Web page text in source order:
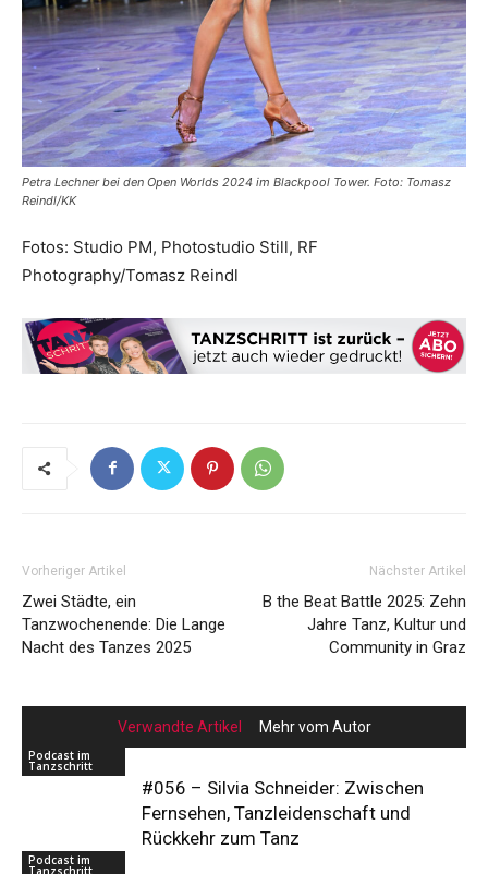
Petra Lechner bei den Open Worlds 2024 im Blackpool Tower. Foto: Tomasz
Reindl/KK
Fotos: Studio PM, Photostudio Still, RF
Photography/Tomasz Reindl
Vorheriger Artikel
Zwei Städte, ein
Tanzwochenende: Die Lange
Nacht des Tanzes 2025
Nächster Artikel
B the Beat Battle 2025: Zehn
Jahre Tanz, Kultur und
Community in Graz
Verwandte Artikel Mehr vom Autor
Podcast im
Tanzschritt
#056 – Silvia Schneider: Zwischen
Fernsehen, Tanzleidenschaft und
Rückkehr zum Tanz
Podcast im
Tanzschritt